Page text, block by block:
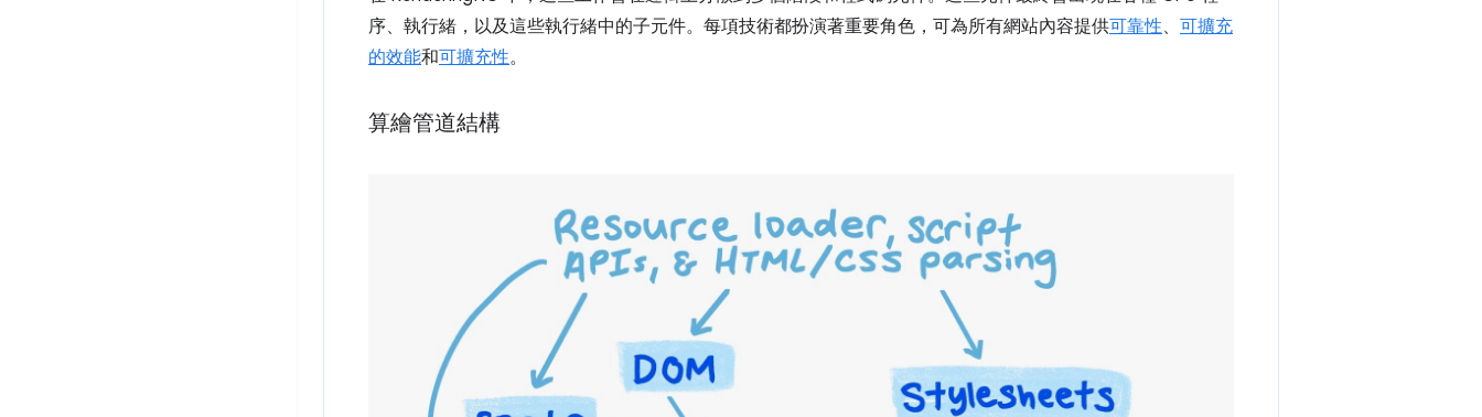
序、執行緒，以及這些執行緒中的子元件。每項技術都扮演著重要角色，可為所有網站內容提供可靠性、 可擴充
的效能和可擴充性。
算繪管道結構